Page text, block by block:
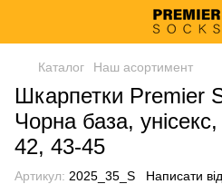
Каталог Наш асортимент
Шкарпетки Premier
Чорна база,
42, 43-45
Артикул: 2025_35_S Написати